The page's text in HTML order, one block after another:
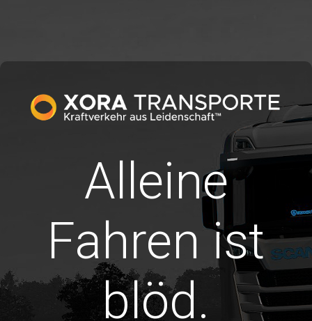
Alleine
Fahren ist
blöd.